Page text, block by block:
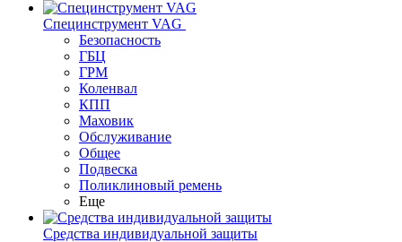
Специнструмент VAG
Безопасность
ГБЦ
ГРМ
Коленвал
КПП
Маховик
Обслуживание
Общее
Подвеска
Поликлиновый ремень
Еще
Средства индивидуальной защиты